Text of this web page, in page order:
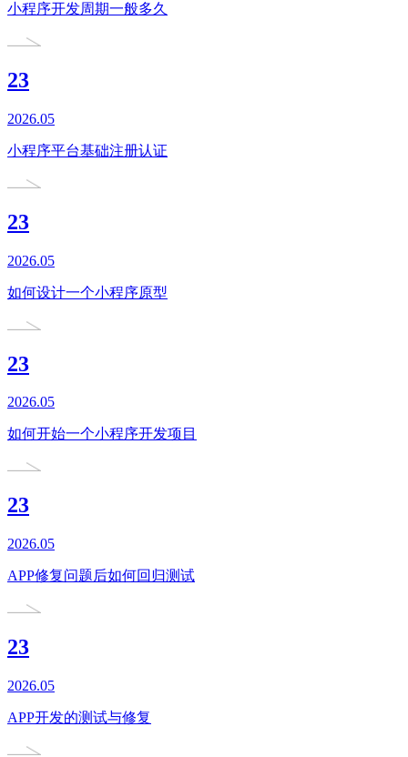
小程序开发周期一般多久
23
2026.05
小程序平台基础注册认证
23
2026.05
如何设计一个小程序原型
23
2026.05
如何开始一个小程序开发项目
23
2026.05
APP修复问题后如何回归测试
23
2026.05
APP开发的测试与修复